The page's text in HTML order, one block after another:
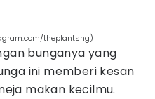
theplantsng)
bunganya yang
ini memberi kesan
makan kecilmu.